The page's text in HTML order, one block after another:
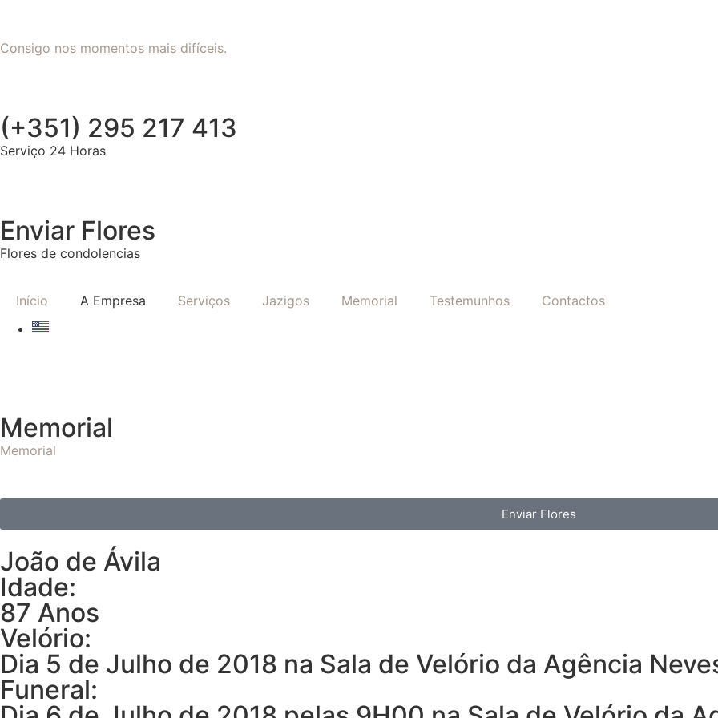
Consigo nos momentos mais difíceis.
(+351) 295 217 413
Serviço 24 Horas
Enviar Flores
Flores de condolencias
Início A Empresa Serviços Jazigos Memorial Testemunhos Contactos
Memorial
Memorial
Enviar Flores
João de Ávila
Idade:
87 Anos
Velório:
Dia 5 de Julho de 2018 na Sala de Velório da Agência
Funeral: